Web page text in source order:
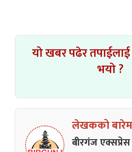
यो खबर पढेर
भयो ?
लेखकको
बीरगंज एक्सप्रेस